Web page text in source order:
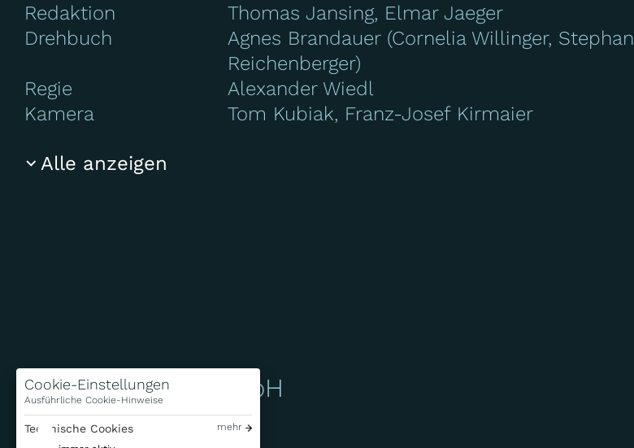
Cookie-Einstellungen
Ausführliche Cookie-Hinweise
Technische Cookies
mehr
Redaktion
Thomas Jansing, Elmar Jaeger
Drehbuch
Agnes Brandauer (Cornelia Willinger, Stephan
Reichenberger)
Regie
Alexander Wiedl
Kamera
Tom Kubiak, Franz-Josef Kirmaier
Alle anzeigen
Bavaria Fiction GmbH
Bavariafilmplatz 7